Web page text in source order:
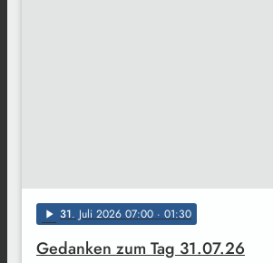
play_arrow 31. Juli 2026 07:00 · 01:30
Gedanken zum Tag 31.07.26